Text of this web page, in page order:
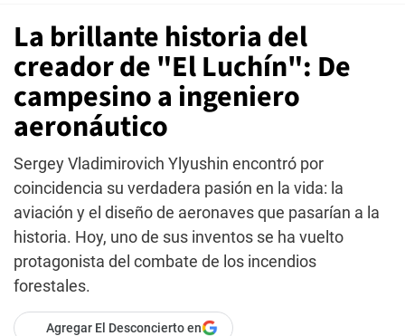
La brillante historia del
creador de "El Luchín": De
campesino a ingeniero
aeronáutico
Sergey Vladimirovich Ylyushin encontró por
coincidencia su verdadera pasión en la vida: la
aviación y el diseño de aeronaves que pasarían a la
historia. Hoy, uno de sus inventos se ha vuelto
protagonista del combate de los incendios
forestales.
Agregar El Desconcierto en